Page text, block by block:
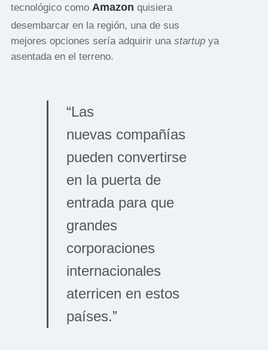
tecnológico como Amazon quisiera
desembarcar en la región, una de sus
mejores opciones sería adquirir una startupya
asentada en el terreno.
“Las
nuevas compañías
pueden convertirse
en la puerta de
entrada para que
grandes
corporaciones
internacionales
aterricen en estos
países.”